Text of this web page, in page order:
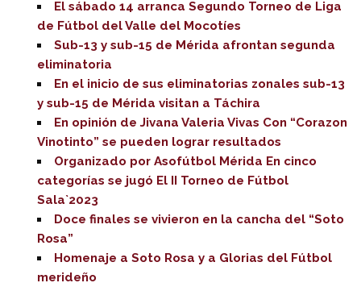
El sábado 14 arranca Segundo Torneo de Liga
de Fútbol del Valle del Mocotíes
Sub-13 y sub-15 de Mérida afrontan segunda
eliminatoria
En el inicio de sus eliminatorias zonales sub-13
y sub-15 de Mérida visitan a Táchira
En opinión de Jivana Valeria Vivas Con “Corazon
Vinotinto” se pueden lograr resultados
Organizado por Asofútbol Mérida En cinco
categorías se jugó El II Torneo de Fútbol
Sala`2023
Doce finales se vivieron en la cancha del “Soto
Rosa”
Homenaje a Soto Rosa y a Glorias del Fútbol
merideño